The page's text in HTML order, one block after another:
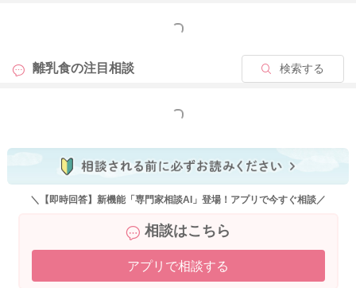
もっと見る
離乳食の注目相談 検索する
もっと見る
＼【即時回答】新機能「専門家相談AI」登場！アプリで今すぐ相談／
相談はこちら
アプリで相談する